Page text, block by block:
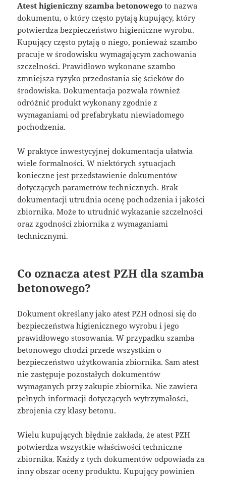
Atest higieniczny szamba betonowego to nazwa
dokumentu, o który często pytają kupujący, który
potwierdza bezpieczeństwo higieniczne wyrobu.
Kupujący często pytają o niego, ponieważ szambo
pracuje w środowisku wymagającym zachowania
szczelności. Prawidłowo wykonane szambo
zmniejsza ryzyko przedostania się ścieków do
środowiska. Dokumentacja pozwala również
odróżnić produkt wykonany zgodnie z
wymaganiami od prefabrykatu niewiadomego
pochodzenia.
W praktyce inwestycyjnej dokumentacja ułatwia
wiele formalności. W niektórych sytuacjach
konieczne jest przedstawienie dokumentów
dotyczących parametrów technicznych. Brak
dokumentacji utrudnia ocenę pochodzenia i jakości
zbiornika. Może to utrudnić wykazanie szczelności
oraz zgodności zbiornika z wymaganiami
technicznymi.
Co oznacza atest PZH dla szamba
betonowego?
Dokument określany jako atest PZH odnosi się do
bezpieczeństwa higienicznego wyrobu i jego
prawidłowego stosowania. W przypadku szamba
betonowego chodzi przede wszystkim o
bezpieczeństwo użytkowania zbiornika. Sam atest
nie zastępuje pozostałych dokumentów
wymaganych przy zakupie zbiornika. Nie zawiera
pełnych informacji dotyczących wytrzymałości,
zbrojenia czy klasy betonu.
Wielu kupujących błędnie zakłada, że atest PZH
potwierdza wszystkie właściwości techniczne
zbiornika. Każdy z tych dokumentów odpowiada za
inny obszar oceny produktu. Kupujący powinien